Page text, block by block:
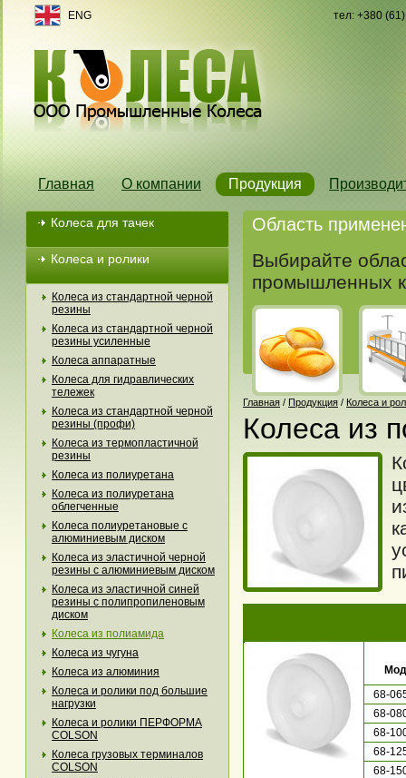
тел: +380
Главная О компании Продукция
ENG
Область
Выбирайте
промышленных
Главная / Продукция / Колеса и
Колеса из
68-
68-
68-
68-
68-
Колеса для тачек
Колеса и ролики
Колеса из стандартной черной
резины
Колеса из стандартной черной
резины усиленные
Колеса аппаратные
Колеса для гидравлических
тележек
Колеса из стандартной черной
резины (профи)
Колеса из термопластичной
резины
Колеса из полиуретана
Колеса из полиуретана
облегченные
Колеса полиуретановые с
алюминиевым диском
Колеса из эластичной черной
резины с алюминиевым диском
Колеса из эластичной синей
резины с полипропиленовым
диском
Колеса из полиамида
Колеса из чугуна
Колеса из алюминия
Колеса и ролики под большие
нагрузки
Колеса и ролики ПЕРФОРМА
COLSON
Колеса грузовых терминалов
COLSON